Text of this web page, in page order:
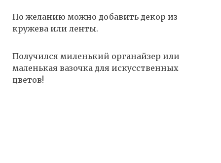
По желанию можно добавить декор из
кружева или ленты.
Получился миленький органайзер или
маленькая вазочка для искусственных
цветов!